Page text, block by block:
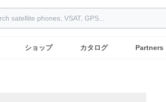
ショップ カタログ Partners